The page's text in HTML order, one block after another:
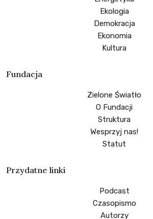
Ekologia
Demokracja
Ekonomia
Kultura
Fundacja
Zielone Światło
O Fundacji
Struktura
Wesprzyj nas!
Statut
Przydatne linki
Podcast
Czasopismo
Autorzy